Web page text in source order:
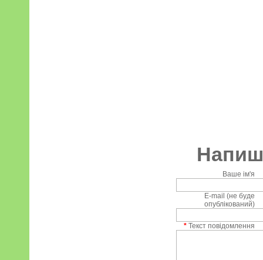
Ваше ім'я
E-mail (не буде
опублікований)
* Текст повідомлення